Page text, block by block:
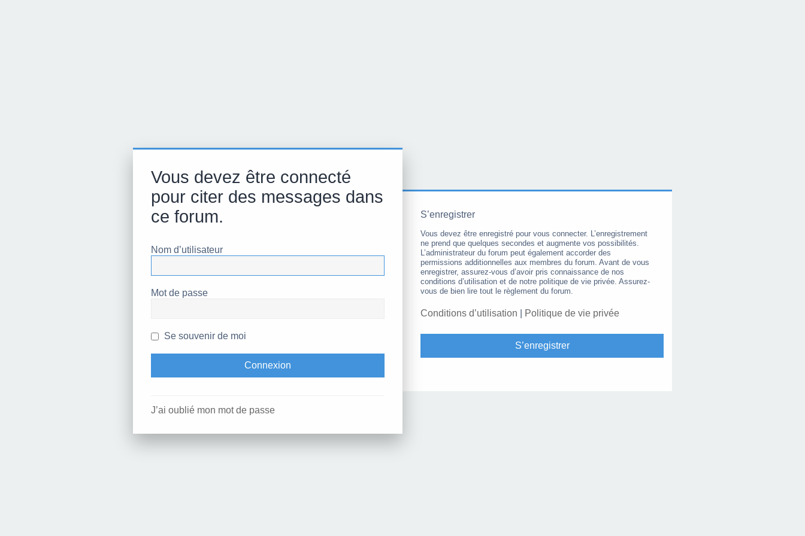
Vous devez être connecté
pour citer des messages dans
ce forum.
Nom d’utilisateur
Mot de passe
Se souvenir de moi
J’ai oublié mon mot de passe
S’enregistrer
Vous devez être enregistré pour vous connecter. L’enregistrement
ne prend que quelques secondes et augmente vos possibilités.
L’administrateur du forum peut également accorder des
permissions additionnelles aux membres du forum. Avant de vous
enregistrer, assurez-vous d’avoir pris connaissance de nos
conditions d’utilisation et de notre politique de vie privée. Assurez-
vous de bien lire tout le règlement du forum.
Conditions d’utilisation Politique de vie privée
S’enregistrer